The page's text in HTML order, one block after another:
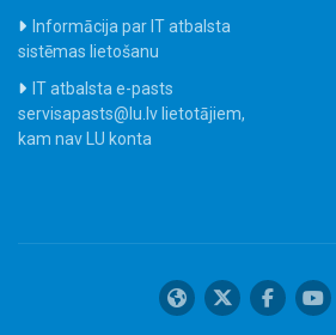
Informācija par IT atbalsta
sistēmas lietošanu
IT atbalsta e-pasts
servisapasts@lu.lv lietotājiem,
kam nav LU konta